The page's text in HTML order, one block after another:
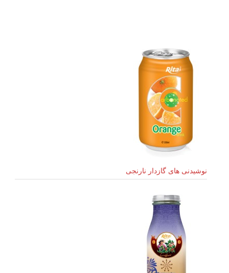
نوشیدنی های گازدار نارنجی